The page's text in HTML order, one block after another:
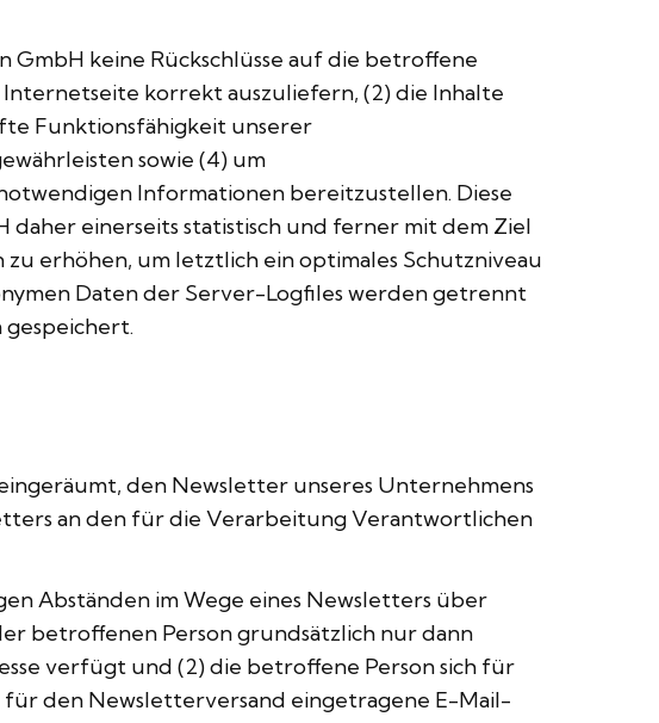
keine Rückschlüsse auf die betroffene
korrekt auszuliefern, (2) die Inhalte
Funktionsfähigkeit unserer
sowie (4) um
Informationen bereitzustellen. Diese
einerseits statistisch und ferner mit dem Ziel
erhöhen, um letztlich ein optimales Schutzniveau
Daten der Server-Logfiles werden getrennt
den Newsletter unseres Unternehmens
an den für die Verarbeitung Verantwortlichen
Abständen im Wege eines Newsletters über
betroffenen Person grundsätzlich nur dann
verfügt und (2) die betroffene Person sich für
den Newsletterversand eingetragene E-Mail-